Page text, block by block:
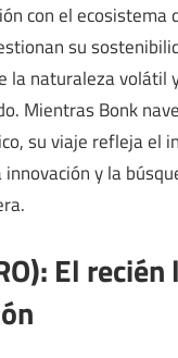
con el ecosistema
su
la naturaleza volátil
Mientras Bonk
su viaje refleja el
y la
El